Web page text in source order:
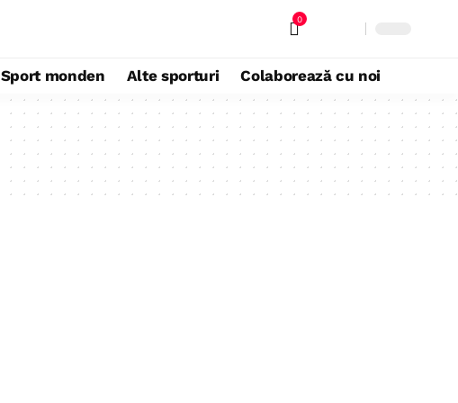
0
Sport monden Alte sporturi Colaborează cu noi